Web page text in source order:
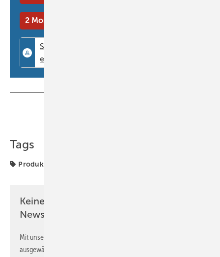
erleichtern das präzise Aufrauen selbst in den engsten Bereichen
spürbar. Das spart nicht nur wertvolle Arbeitszeit, sondern sorgt auch
für eine lückenlose Mikroverzahnung – und das über die gesamte
Klebefläche hinweg.￼
www.masc-gmbh.de
2 Monate kostenlos testen
Tags
Produkte
Keine Zeit? Kein Problem mit dem BM
Newsletter!
Mit unserem Newsletter erhalten Sie regelmäßig von uns
ausgewählte Informationen und Neuigkeiten, gebündelt und